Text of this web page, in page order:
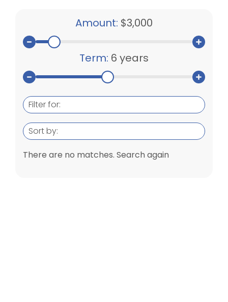
Amount: $3,000
Term: 6 years
Filter for:
Sort by:
There are no matches. Search again